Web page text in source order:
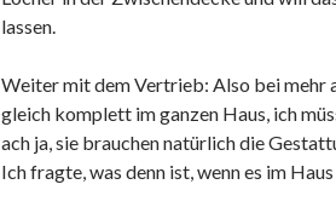
lassen.
Weiter mit dem Vertrieb: Also bei mehr
gleich komplett im ganzen Haus, ich
ach ja, sie brauchen natürlich die
Ich fragte, was denn ist, wenn es im